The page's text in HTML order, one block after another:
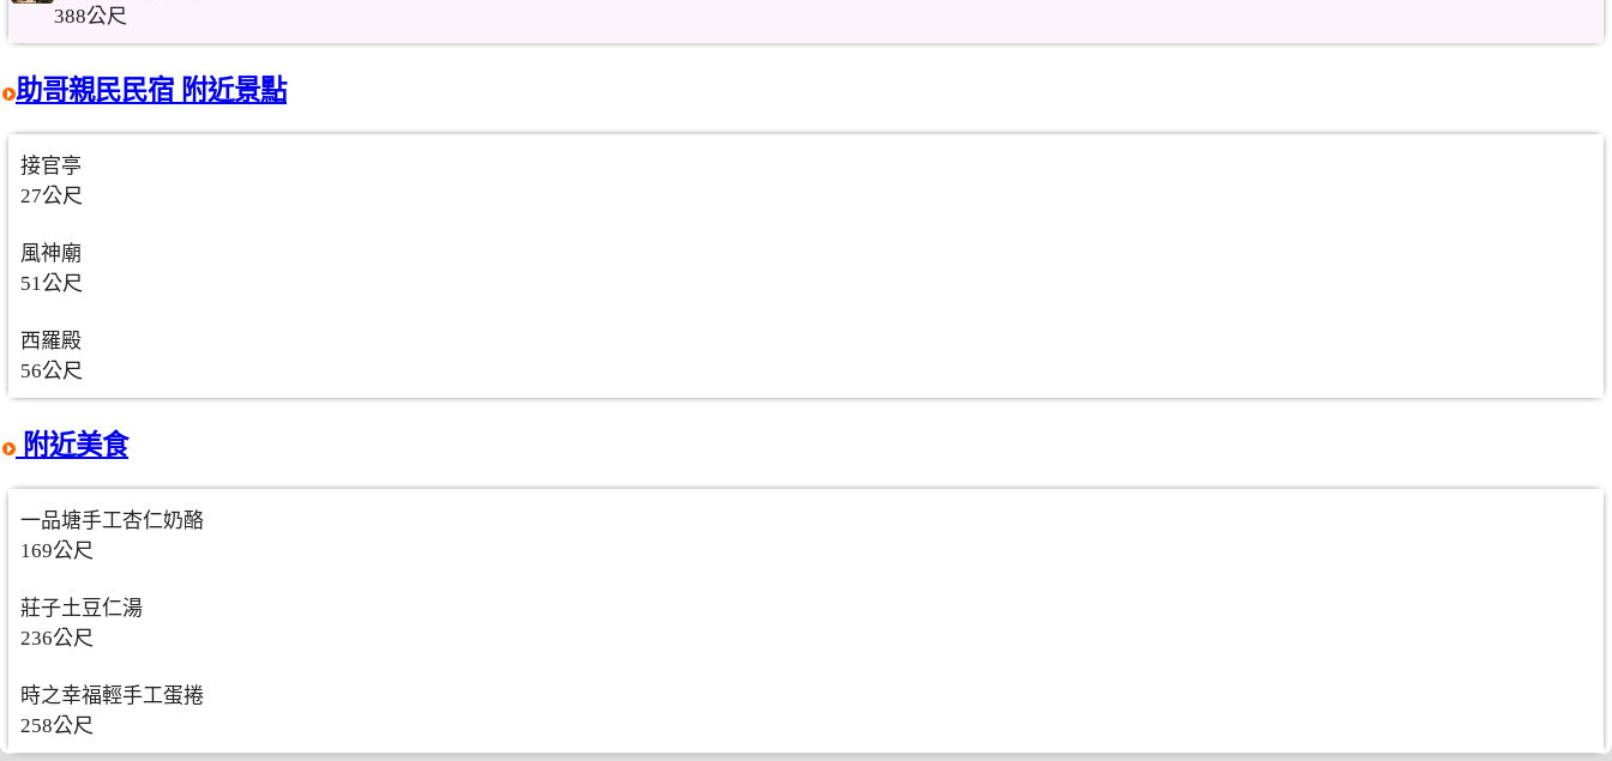
388公尺
助哥親民民宿 附近景點
接官亭
27公尺
風神廟
51公尺
西羅殿
56公尺
附近美食
一品塘手工杏仁奶酪
169公尺
莊子土豆仁湯
236公尺
時之幸福輕手工蛋捲
258公尺